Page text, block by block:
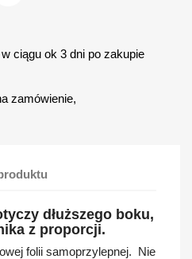
ciągu ok 3 dni po zakupie
zamówienie,
dłuższego boku,
z proporcji.
folii samoprzylepnej. Nie